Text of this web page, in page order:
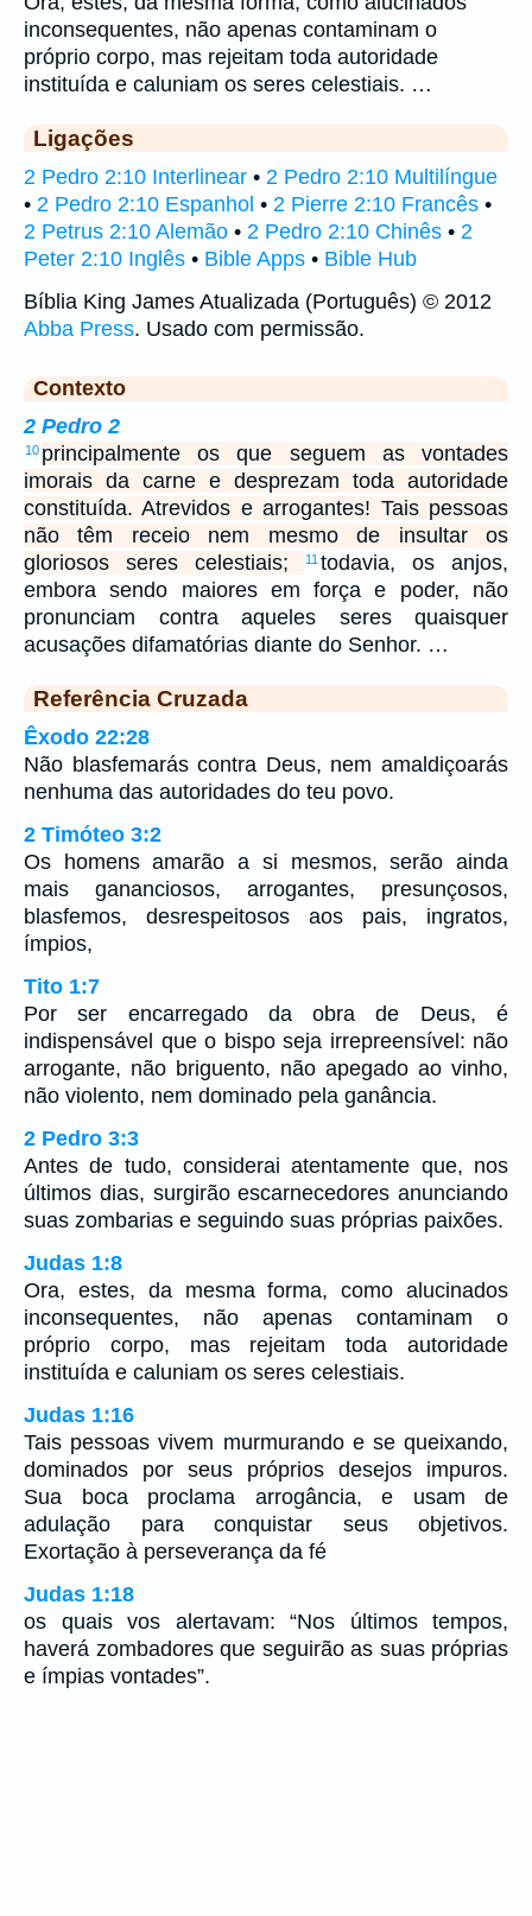
inconsequentes, não apenas contaminam o
próprio corpo, mas rejeitam toda autoridade
instituída e caluniam os seres celestiais. …
Ligações
2 Pedro 2:10 Interlinear • 2 Pedro 2:10 Multilíngue
• 2 Pedro 2:10 Espanhol • 2 Pierre 2:10 Francês •
2 Petrus 2:10 Alemão • 2 Pedro 2:10 Chinês • 2
Peter 2:10 Inglês • Bible Apps • Bible Hub
Bíblia King James Atualizada (Português) © 2012
Abba Press. Usado com permissão.
Contexto
2 Pedro 2
10 principalmente os que seguem as vontades
imorais da carne e desprezam toda autoridade
constituída. Atrevidos e arrogantes! Tais pessoas
não têm receio nem mesmo de insultar os
gloriosos seres celestiais;
11 todavia, os anjos,
embora sendo maiores em força e poder, não
pronunciam contra aqueles seres quaisquer
acusações difamatórias diante do Senhor. …
Referência Cruzada
Êxodo 22:28
Não blasfemarás contra Deus, nem amaldiçoarás
nenhuma das autoridades do teu povo.
2 Timóteo 3:2
Os homens amarão a si mesmos, serão ainda
mais gananciosos, arrogantes, presunçosos,
blasfemos, desrespeitosos aos pais, ingratos,
ímpios,
Tito 1:7
Por ser encarregado da obra de Deus, é
indispensável que o bispo seja irrepreensível: não
arrogante, não briguento, não apegado ao vinho,
não violento, nem dominado pela ganância.
2 Pedro 3:3
Antes de tudo, considerai atentamente que, nos
últimos dias, surgirão escarnecedores anunciando
suas zombarias e seguindo suas próprias paixões.
Judas 1:8
Ora, estes, da mesma forma, como alucinados
inconsequentes, não apenas contaminam o
próprio corpo, mas rejeitam toda autoridade
instituída e caluniam os seres celestiais.
Judas 1:16
Tais pessoas vivem murmurando e se queixando,
dominados por seus próprios desejos impuros.
Sua boca proclama arrogância, e usam de
adulação para conquistar seus objetivos.
Exortação à perseverança da fé
Judas 1:18
os quais vos alertavam: “Nos últimos tempos,
haverá zombadores que seguirão as suas próprias
e ímpias vontades”.